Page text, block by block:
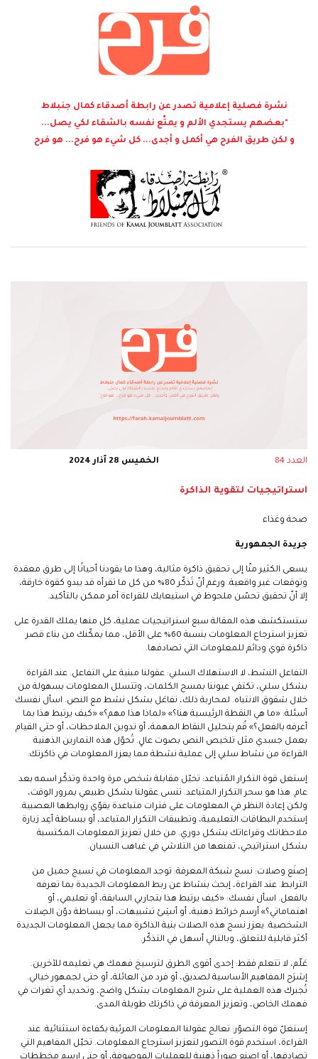
نشرة فصلية إعلامية تصدر عن رابطة أصدقاء كمال جنبلاط
"بعضهم يستجدي الألم و يمتّع نفسه بالشقاء لكي يصل...
و لكن طريق الفرح هي أكمل و أجدى... كل شيء هو فرح... هو فرح
العدد 84 الخميس 28 آذار 2024
استراتيجيات لتقوية الذاكرة
صحة وغذاء
جريدة الجمهورية
يسعى الكثير منّا إلى تحقيق ذاكرة مثالية، وهذا ما يقودنا أحيانًا إلى طرق معقدة
وتوقعات غير واقعية. ورغم أنّ تَذكّر 80% من كل ما تقرأه قد يبدو كقوة خارقة،
إلا أنّ تحقيق تحسّن ملحوظ في استيعابك للقراءة أمر ممكن بالتأكيد.
ستستكشف هذه المقالة سبع استراتيجيات عملية، كل منها يملك القدرة على
تعزيز استرجاع المعلومات بنسبة 60% على الأقل، مما يمكّنك من بناء قصر
ذاكرة قوي ودائم للمعلومات التي تصادفها.
التفاعل النشط، لا الاستهلاك السلبي: عقولنا مبنية على التفاعل. عند القراءة
بشكل سلبي، تكتفي عيوننا بمسح الكلمات، وتتسلل المعلومات بسهولة من
خلال شقوق الانتباه. لمحاربة ذلك، تفاعَل بشكل نشط مع النص. اسأل نفسك
أسئلة: «ما هي النقطة الرئيسية هنا؟» «لماذا هذا مهم؟» «كيف يرتبط هذا بما
أعرفه بالفعل؟» قُم بتحليل النقاط المهمة، أو تدوين الملاحظات، أو حتى القيام
بعمل جسدي مثل تلخيص النص بصوت عالٍ. تُحوّل هذه التمارين الذهنية
القراءة من نشاط سلبي إلى عملية نشطة مما يعزز المعلومات في ذاكرتك.
إستغل قوة التكرار المُتباعد: تخيّل مقابلة شخص مرة واحدة وتذكّر اسمه بعد
عام. هذا هو سحر التكرار المتباعد. تنسى عقولنا بشكل طبيعي بمرور الوقت،
ولكن إعادة النظر في المعلومات على فترات متباعدة يقوّي روابطها العصبية.
إستخدم البطاقات التعليمية، وتطبيقات التكرار المتباعد، أو ببساطة أعِد زيارة
ملاحظاتك وقراءاتك بشكل دوري. من خلال تعزيز المعلومات المكتسبة
بشكل استراتيجي، تمنعها من التلاشي في غياهب النسيان.
إصنَع وصلات: نسج شبكة المعرفة: توجد المعلومات في نسيج جميل من
الترابط. عند القراءة، إبحث بنشاط عن ربط المعلومات الجديدة بما تعرفه
بالفعل. اسأل نفسك: «كيف يرتبط هذا بتجاربي السابقة، أو تعليمي، أو
اهتماماتي؟» أرسم خرائط ذهنية، أو أنشِئ تشبيهات، أو ببساطة دوّن الصِلات
الشخصية. يعزز نسج هذه الصلات بنية الذاكرة مما يجعل المعلومات الجديدة
أكثر قابلية للتعلق، وبالتالي أسهل في التذكّر.
عَلّم، لا تتعلم فقط: إحدى أقوى الطرق لترسيخ فهمك هي تعليمه للآخرين.
إشرَح المفاهيم الأساسية لصديق، أو فرد من العائلة، أو حتى لجمهور خيالي.
تُجبرك هذه العملية على شرح المعلومات بشكل واضح، وتحديد أي ثغرات في
فهمك الخاص، وتعزيز المعرفة في ذاكرتك طويلة المدى.
إستغلّ قوة التصوّر: تعالج عقولنا المعلومات المرئية بكفاءة استثنائية. عند
القراءة، استخدم قوة التصور لتعزيز استرجاع المعلومات. تخيّل المفاهيم التي
تصادفها، أو اصنع صوراً ذهنية للعمليات الموصوفة، أو حتى ارسم مخططات